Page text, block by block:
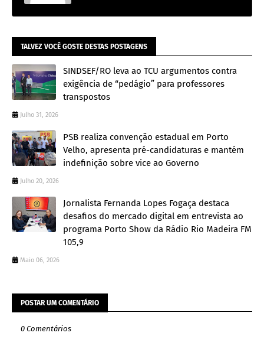
TALVEZ VOCÊ GOSTE DESTAS POSTAGENS
SINDSEF/RO leva ao TCU argumentos contra
exigência de “pedágio” para professores
transpostos
Julho 31, 2026
PSB realiza convenção estadual em Porto
Velho, apresenta pré-candidaturas e mantém
indefinição sobre vice ao Governo
Julho 20, 2026
Jornalista Fernanda Lopes Fogaça destaca
desafios do mercado digital em entrevista ao
programa Porto Show da Rádio Rio Madeira FM
105,9
Maio 06, 2026
POSTAR UM COMENTÁRIO
0 Comentários